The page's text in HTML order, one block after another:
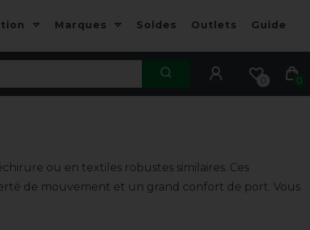
Marques Soldes Outlets Guide
0 0
ou en textiles robustes similaires. Ces
de mouvement et un grand confort de port. Vous